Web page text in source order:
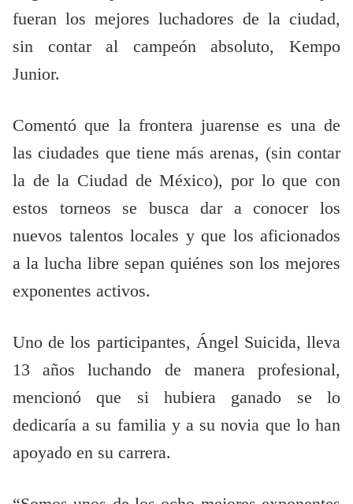
fueran los mejores luchadores de la ciudad,
sin contar al campeón absoluto, Kempo
Junior.
Comentó que la frontera juarense es una de
las ciudades que tiene más arenas, (sin contar
la de la Ciudad de México), por lo que con
estos torneos se busca dar a conocer los
nuevos talentos locales y que los aficionados
a la lucha libre sepan quiénes son los mejores
exponentes activos.
Uno de los participantes, Ángel Suicida, lleva
13 años luchando de manera profesional,
mencionó que si hubiera ganado se lo
dedicaría a su familia y a su novia que lo han
apoyado en su carrera.